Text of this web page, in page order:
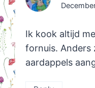
Ik kook altijd
fornuis. Anders
aardappels